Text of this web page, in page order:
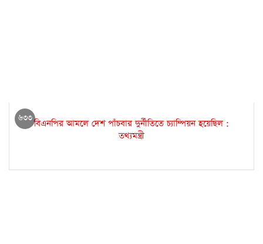
৬৩৩বিএনপির আমলে দেশ পাঁচবার দুর্নীতিতে চ্যাম্পিয়ন হয়েছিল :
তথ্যমন্ত্রী